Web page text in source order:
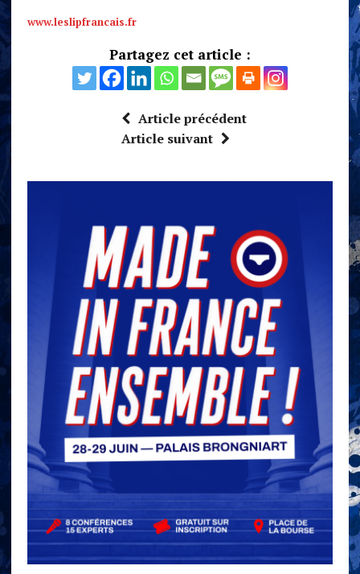
www.leslipfrancais.fr
Partagez cet article :
Article précédent
Article suivant